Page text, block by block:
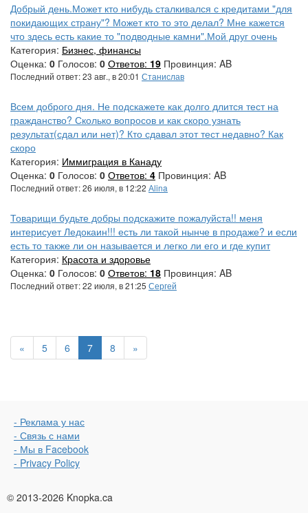
Добрый день.Может кто нибудь сталкивался с кредитами "для
покидающих страну"? Может кто то это делал? Мне кажется
что здесь есть какие то "подводные камни".Мой друг очень
Категория: Бизнес, финансы
Оценка: 0 Голосов: 0 Ответов: 19 Провинция: AB
Последний ответ: 23 авг., в 20:01 Станислав
Всем доброго дня. Не подскажете как долго длится тест на
гражданство? Сколько вопросов и как скоро узнать
результат(сдал или нет)? Кто сдавал этот тест недавно? Как
скоро
Категория: Иммиграция в Канаду
Оценка: 0 Голосов: 0 Ответов: 4 Провинция: AB
Последний ответ: 26 июля, в 12:22 Аlina
Товарищи будьте добры подскажите пожалуйста!! меня
интерисует Ледокаин!!! есть ли такой нынче в продаже? и если
есть то также ли он называется и легко ли его и где купит
Категория: Красота и здоровье
Оценка: 0 Голосов: 0 Ответов: 18 Провинция: AB
Последний ответ: 22 июля, в 21:25 Сергей
« 5 6 7 8 »
- Реклама у нас
- Связь с нами
- Мы в Facebook
- Privacy Policy
© 2013-2026 Knopka.ca